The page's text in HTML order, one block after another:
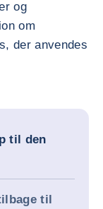
og
om
der anvendes
til den
til